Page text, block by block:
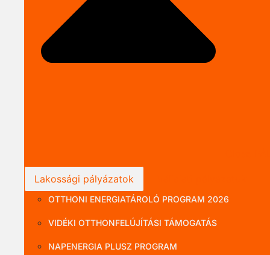
Lakossági pályázatok
OTTHONI ENERGIATÁROLÓ PROGRAM 2026
VIDÉKI OTTHONFELÚJÍTÁSI TÁMOGATÁS
NAPENERGIA PLUSZ PROGRAM